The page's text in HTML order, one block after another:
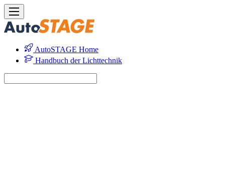
AutoSTAGE Home
Handbuch der Lichttechnik